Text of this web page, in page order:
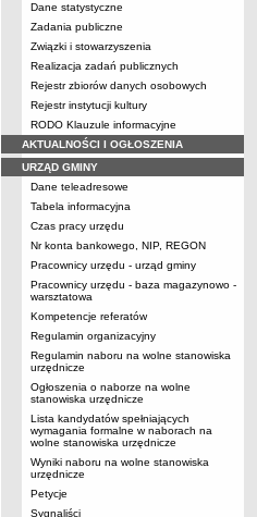
Dane statystyczne
Zadania publiczne
Związki i stowarzyszenia
Realizacja zadań publicznych
Rejestr zbiorów danych osobowych
Rejestr instytucji kultury
RODO Klauzule informacyjne
AKTUALNOŚCI I OGŁOSZENIA
URZĄD GMINY
Dane teleadresowe
Tabela informacyjna
Czas pracy urzędu
Nr konta bankowego, NIP, REGON
Pracownicy urzędu - urząd gminy
Pracownicy urzędu - baza magazynowo -
warsztatowa
Kompetencje referatów
Regulamin organizacyjny
Regulamin naboru na wolne stanowiska
urzędnicze
Ogłoszenia o naborze na wolne
stanowiska urzędnicze
Lista kandydatów spełniających
wymagania formalne w naborach na
wolne stanowiska urzędnicze
Wyniki naboru na wolne stanowiska
urzędnicze
Petycje
Sygnaliści